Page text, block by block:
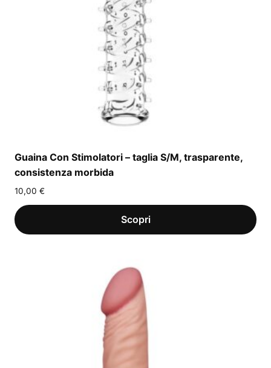
Guaina Con Stimolatori – taglia S/M, trasparente,
consistenza morbida
10,00 €